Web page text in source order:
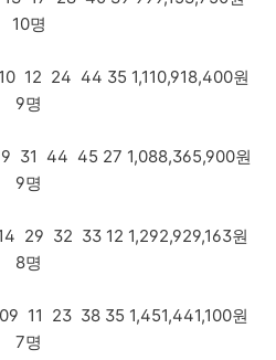
10명
12 24 44 35 1,110,918,400원
9명
31 44 45 27 1,088,365,900원
9명
29 32 33 12 1,292,929,163원
8명
11 23 38 35 1,451,441,100원
7명